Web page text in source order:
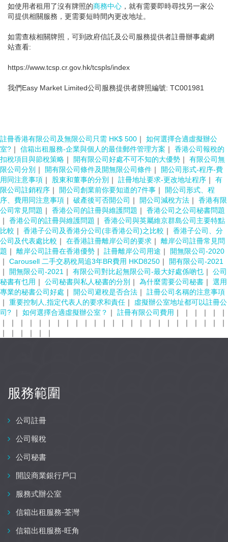
如使用者租用了沒有牌照的商務中心 ，就有需要即時尋找另一家公
司提供相關服務，更需要短時間內更改地址。
如需查核相關牌照，可到政府信託及公司服務提供者註冊辦事處網
站查看:
https://www.tcsp.cr.gov.hk/tcspls/index
我們Easy Market Limited公司服務提供者牌照編號: TC001981
註冊香港有限公司及無限公司只需 HK$ 500 ｜ 如何選擇合適虛擬辦公
室? ｜ 信箱出租服務-企業與個人的最佳郵件管理方案 ｜ 香港公司報稅的
扣稅項目與節稅策略 ｜ 開有限公司好處不可不知的大優勢 ｜ 有限公司無
限公司分別 ｜ 開有限公司條件及開無限公司條件 ｜ 開公司形式-程序-費
用同注意事項 ｜ 股東和董事的分別 ｜ 註冊地址要求-更改地址程序 ｜ 有
限公司註銷程序 ｜ 開公司創業前你要知道的7件事 ｜ 開公司形式、程
序、費用同注意事項 ｜ 破產後可否開公司 ｜ 開公司減稅方法 ｜ 香港有限
公司常見問題 ｜ 香港公司的註冊與維護問題 ｜ 香港公司之公司秘書問題
｜ 香港公司的註冊與維護問題 ｜ 香港公司與英屬維京群島公司主要特點
比較 ｜ 香港子公司及香港分公司(非香港公司)之比較 ｜ 香港子公司、分
公司及代表處比較 ｜ 在香港註冊離岸公司的要求 ｜ 離岸公司註冊常見問
題 ｜ 離岸公司註冊在香港優勢 ｜ 註冊離岸公司用途 ｜ 開無限公司-2020
｜ Carousell 二手交易稅局追3年BR費用 HKD8250 ｜ 開有限公司-2021
｜ 開無限公司-2021 ｜ 有限公司對比起無限公司-最大好處係啲乜 ｜ 公司
秘書有乜用 ｜ 公司秘書與私人秘書的分別 ｜ 為什麼需要公司秘書 ｜ 選用
專業的秘書公司好處 ｜ 開公司避稅是否合法 ｜ 註冊公司名稱的注意事項
｜ 重要控制人,指定代表人的要求和責任 ｜ 虛擬辦公室地址都可以註冊公
司?
｜ 如何選擇合適虛擬辦公室？ ｜ 註冊有限公司費用 ｜ ｜ ｜ ｜ ｜
｜
｜
｜ ｜ ｜ ｜ ｜ ｜ ｜ ｜ ｜ ｜ ｜ ｜ ｜ ｜ ｜ ｜ ｜ ｜ ｜ ｜ ｜ ｜ ｜
｜
｜
｜ ｜ ｜ ｜ ｜
服務範圍
公司註冊
公司報稅
公司秘書
開設商業銀行戶口
服務式辦公室
信箱出租服務-荃灣
信箱出租服務-旺角